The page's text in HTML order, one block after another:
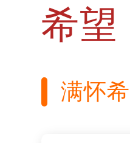
希望
满怀